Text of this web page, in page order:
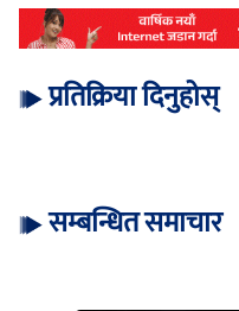
प्रतिक्रिया दिनुहोस्
सम्बन्धित समाचार